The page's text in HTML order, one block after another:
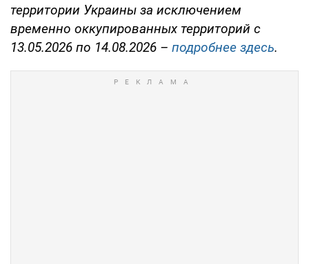
территории Украины за исключением
временно оккупированных территорий с
13.05.2026 по 14.08.2026 – подробнее здесь.